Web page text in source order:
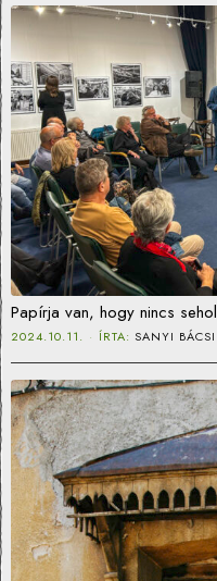
Papírja van, hogy nincs sehol
2024.10.11. ÍRTA: SANYI BÁCSI